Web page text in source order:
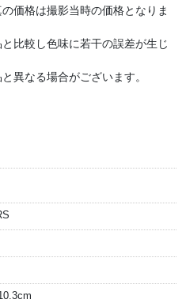
価格は撮影当時の価格となりま
比較し色味に若干の誤差が生じ
異なる場合がございます。